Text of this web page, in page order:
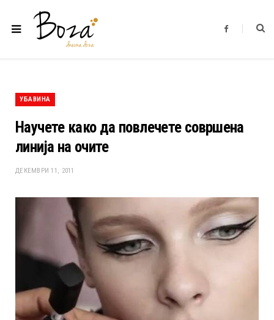
F
b
УБАВИНА
Научете како да повлечете совршена
линија на очите
ДЕКЕМВРИ 11, 2011